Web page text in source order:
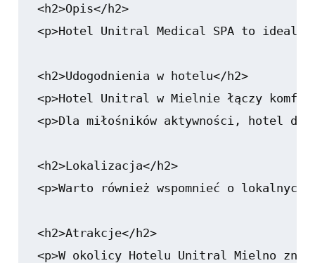
<h2>Opis</h2>
<p>Hotel Unitral Medical SPA to idealne
<h2>Udogodnienia w hotelu</h2>
<p>Hotel Unitral w Mielnie łączy
<p>Dla miłośników aktywności, hotel
<h2>Lokalizacja</h2>
<p>Warto również wspomnieć o
<h2>Atrakcje</h2>
<p>W okolicy Hotelu Unitral Mielno